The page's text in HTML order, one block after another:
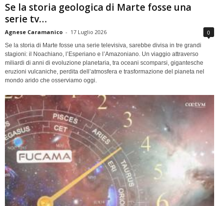
Se la storia geologica di Marte fosse una
serie tv…
Agnese Caramanico - 17 Luglio 2026 0
Se la storia di Marte fosse una serie televisiva, sarebbe divisa in tre grandi
stagioni: il Noachiano, l’Esperiano e l’Amazoniano. Un viaggio attraverso
miliardi di anni di evoluzione planetaria, tra oceani scomparsi, gigantesche
eruzioni vulcaniche, perdita dell’atmosfera e trasformazione del pianeta nel
mondo arido che osserviamo oggi.